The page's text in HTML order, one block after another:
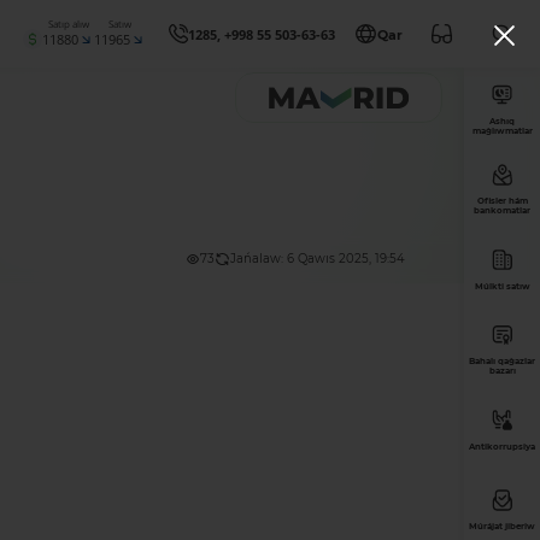
Satıp alıw
11880
Satıw
11965 1285, +998 55 503-63-63 Qar
73 Jańalaw: 6 Qawıs 2025, 19:54
Ashıq
maǵlıwmatlar
Ofisler hám
bankomatlar
Múlkti satıw
Bahalı qaǵazlar
bazarı
Antikorrupsiya
Múrájat jiberiw